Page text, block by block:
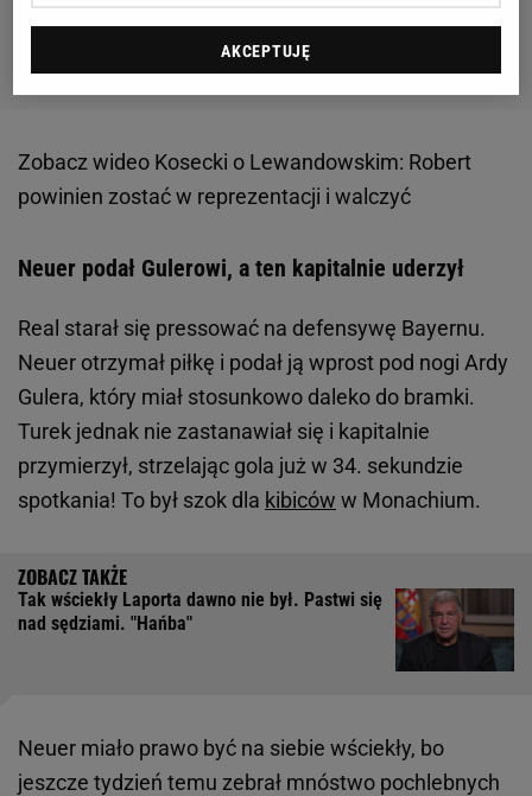
Zobacz wideo Kosecki o Lewandowskim: Robert
powinien zostać w reprezentacji i walczyć
Neuer podał Gulerowi, a ten kapitalnie uderzył
Real starał się pressować na defensywę Bayernu.
Neuer otrzymał piłkę i podał ją wprost pod nogi Ardy
Gulera, który miał stosunkowo daleko do bramki.
Turek jednak nie zastanawiał się i kapitalnie
przymierzył, strzelając gola już w 34. sekundzie
spotkania! To był szok dla kibiców w Monachium.
Tak wściekły Laporta dawno nie był. Pastwi się
nad sędziami. "Hańba"
Neuer miało prawo być na siebie wściekły, bo
jeszcze tydzień temu zebrał mnóstwo pochlebnych
AKCEPTUJĘ